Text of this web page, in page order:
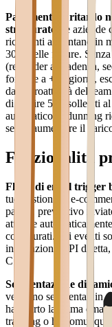
Pagamenti in ritardo
strutturate
Le aziende
ricorrenti affrontano in
30% delle fatture. Senza
(reminder a scadenza,
formale a +15 giorni,
dalla proattività del
di gestire 50+ solleciti
automatico di dunning
senza aumentare il
Funzionalità
Flussi di email trigger
tuo gestionale, e-
partita, preventivo
attivare
configurati. Gli eventi
integrazione API
CSV.
Segmentazione
vengono segmentati in
ha aperto la prima email
tracking o ha